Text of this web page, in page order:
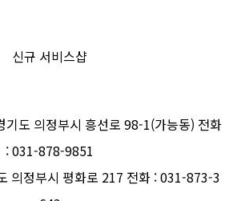
신규 서비스샵
기도 의정부시 흥선로 98-1(가능동) 전화
: 031-878-9851
의정부시 평화로 217 전화 : 031-873-3